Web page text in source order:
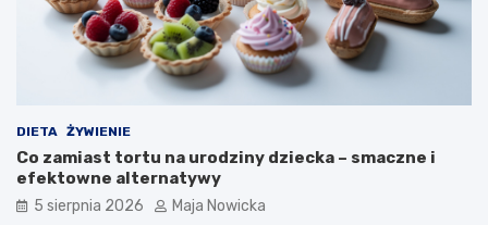
DIETA ŻYWIENIE
Co zamiast tortu na urodziny dziecka – smaczne i
efektowne alternatywy
5 sierpnia 2026 Maja Nowicka